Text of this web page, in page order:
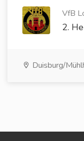
VfB
2.
Duisburg/